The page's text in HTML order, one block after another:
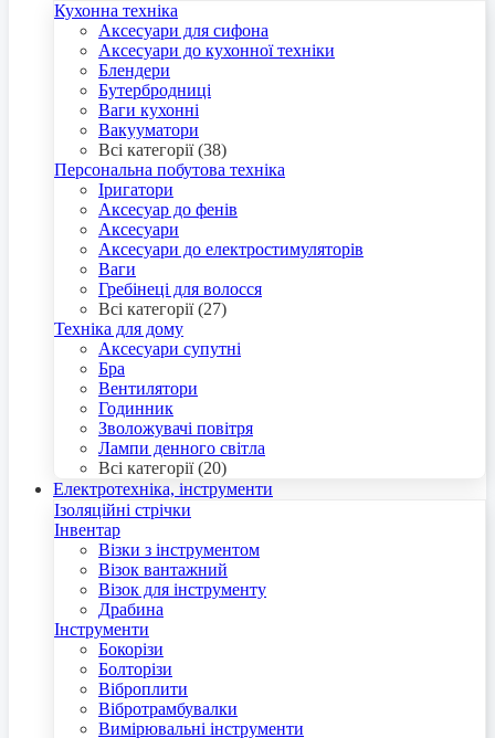
Кухонна техніка
Аксесуари для сифона
Аксесуари до кухонної техніки
Блендери
Бутербродниці
Ваги кухонні
Вакууматори
Всі категорії (38)
Персональна побутова техніка
Іригатори
Аксесуар до фенів
Аксесуари
Аксесуари до електростимуляторів
Ваги
Гребінеці для волосся
Всі категорії (27)
Техніка для дому
Аксесуари супутні
Бра
Вентилятори
Годинник
Зволожувачі повітря
Лампи денного світла
Всі категорії (20)
Електротехніка, інструменти
Ізоляційні стрічки
Інвентар
Візки з інструментом
Візок вантажний
Візок для інструменту
Драбина
Інструменти
Бокорізи
Болторізи
Віброплити
Вібротрамбувалки
Вимірювальні інструменти